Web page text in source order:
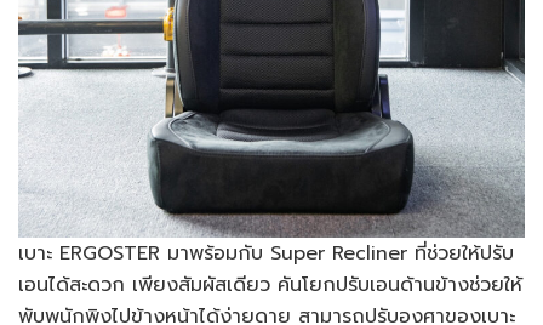
เบาะ ERGOSTER มาพร้อมกับ Super Recliner ที่ช่วยให้ปรับ
เอนได้สะดวก เพียงสัมผัสเดียว คันโยกปรับเอนด้านข้างช่วยให้
พับพนักพิงไปข้างหน้าได้ง่ายดาย สามารถปรับองศาของเบาะ